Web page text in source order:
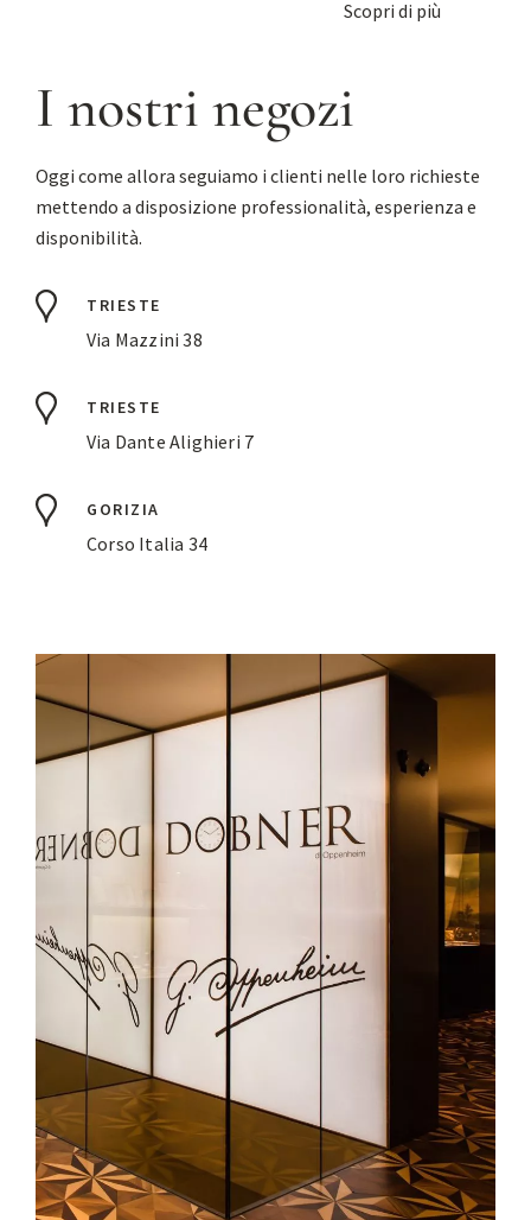
Scopri di più
I nostri negozi
Oggi come allora seguiamo i clienti nelle loro richieste
mettendo a disposizione professionalità, esperienza e
disponibilità.
TRIESTE
Via Mazzini 38
TRIESTE
Via Dante Alighieri 7
GORIZIA
Corso Italia 34